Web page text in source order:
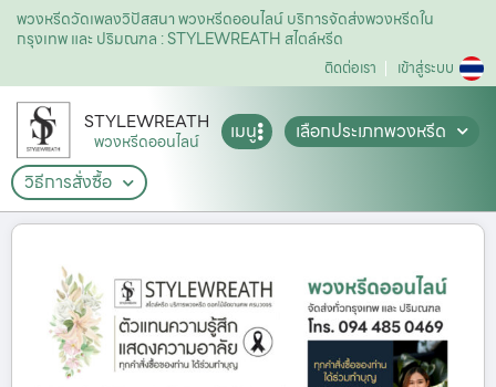
พวงหรีดวัดเพลงวิปัสสนา พวงหรีดออนไลน์ บริการจัดส่งพวงหรีดใน
กรุงเทพ และ ปริมณฑล : STYLEWREATH สไตล์หรีด
ติดต่อเรา เข้าสู่ระบบ
STYLEWREATH
พวงหรีดออนไลน์ เมนู
เลือกประเภทพวงหรีด
วิธีการสั่งซื้อ